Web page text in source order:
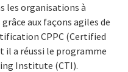
les organisations à
aux façons agiles de
CPPC (Certified
il a réussi le programme
Institute (CTI).